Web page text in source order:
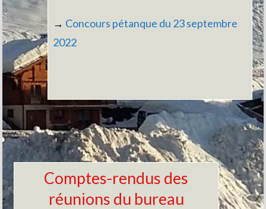
→ Concours pétanque du 23 septembre
2022
Comptes-rendus des
réunions du bureau